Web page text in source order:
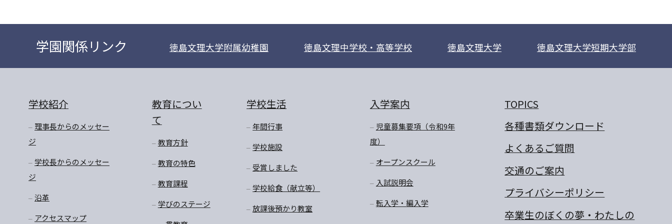
学園関係リンク 徳島文理大学附属幼稚園 徳島文理中学校・高等学校 徳島文理大学 徳島文理大学短期大学部
学校紹介
理事長からのメッセー
ジ
学校長からのメッセー
ジ
沿革
アクセスマップ
教育につい
て
教育方針
教育の特色
教育課程
学びのステージ
学校生活
年間行事
学校施設
受賞しました
学校給食（献立等）
放課後預かり教室
入学案内
児童募集要項（令和9年
度）
オープンスクール
入試説明会
転入学・編入学
TOPICS
各種書類ダウンロード
よくあるご質問
交通のご案内
プライバシーポリシー
卒業生のぼくの夢・わたしの